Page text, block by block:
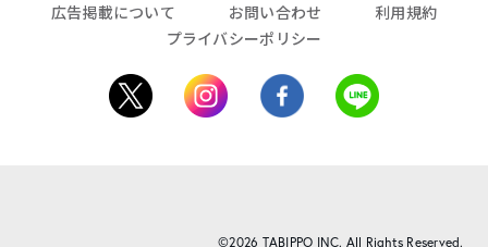
広告掲載について
お問い合わせ
利用規約
プライバシーポリシー
©2026 TABIPPO INC. All Rights Reserved.